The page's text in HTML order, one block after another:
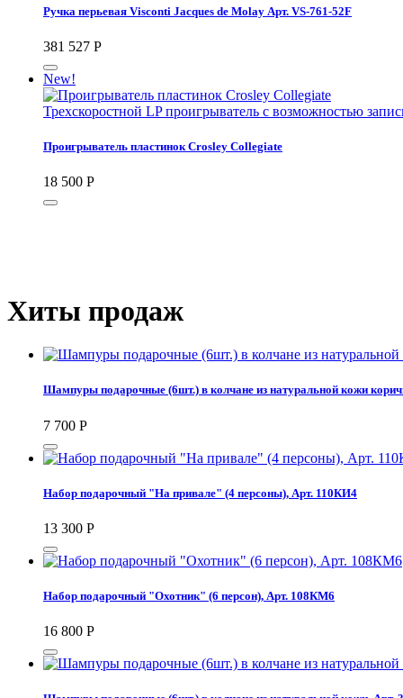
Ручка перьевая Visconti Jaсques de Molay Арт. VS-761-52F
381 527 Р
New!
Трехскоростной LP проигрыватель с возможностью
Проигрыватель пластинок Crosley Collegiate
18 500 Р
Хиты продаж
Шампуры подарочные (6шт.) в колчане из натуральной кожи
7 700 Р
Набор подарочный "На привале" (4 персоны), Арт. 110КИ4
13 300 Р
Набор подарочный "Охотник" (6 персон), Арт. 108КМ6
16 800 Р